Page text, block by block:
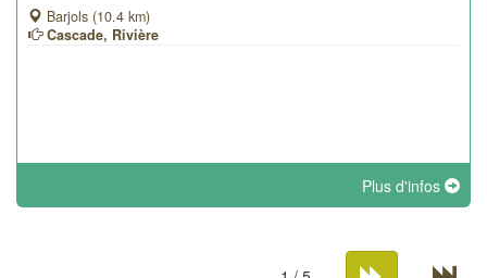
Barjols (10.4 km)
Cascade, Rivière
Plus d'infos